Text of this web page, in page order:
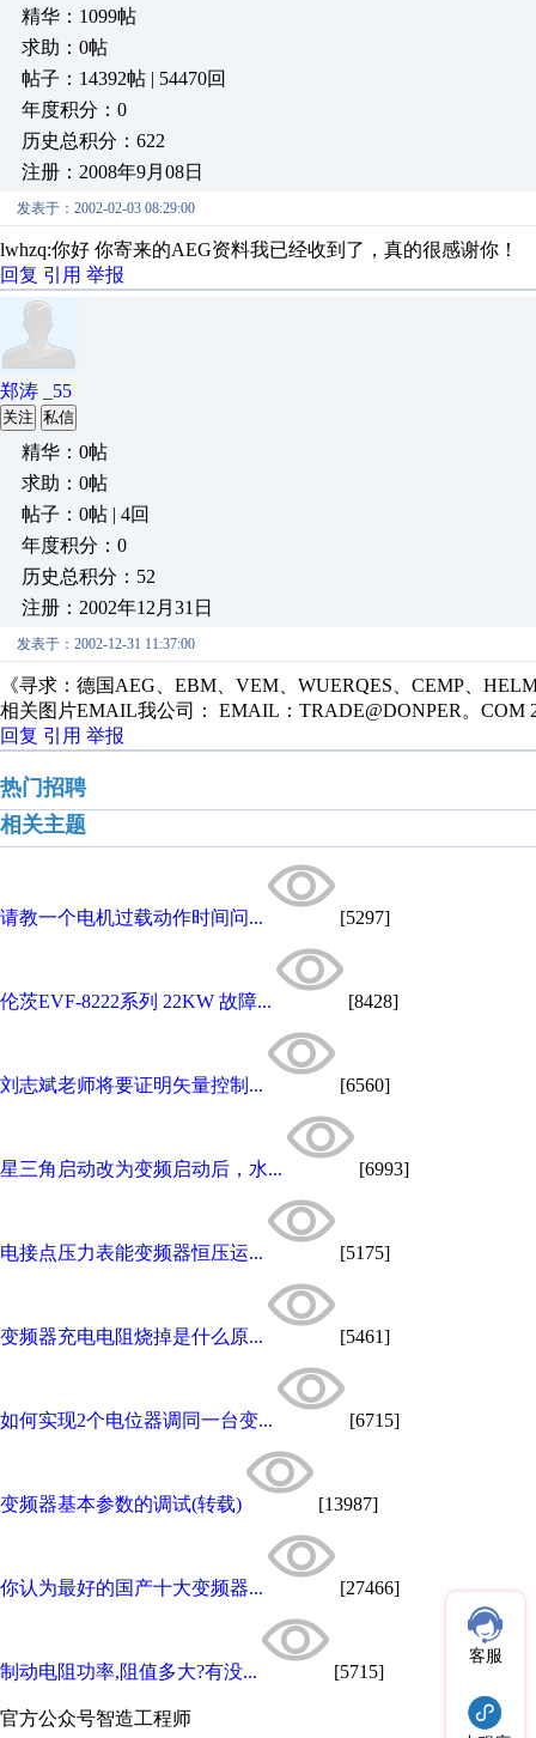
精华：1099帖
求助：0帖
帖子：14392帖 | 54470回
年度积分：0
历史总积分：622
注册：2008年9月08日
发表于：2002-02-03 08:29:00
lwhzq:你好 你寄来的AEG资料我已经收到了，真的很感谢你！
回复 引用 举报
郑涛 _55
关注 私信
精华：0帖
求助：0帖
帖子：0帖 | 4回
年度积分：0
历史总积分：52
注册：2002年12月31日
发表于：2002-12-31 11:37:00
《寻求：德国AEG、EBM、VEM、WUERQES、CEMP、
相关图片EMAIL我公司： EMAIL：TRADE@DONPER。COM
回复 引用 举报
热门招聘
相关主题
请教一个电机过载动作时间问... [5297]
伦茨EVF-8222系列 22KW 故障... [8428]
刘志斌老师将要证明矢量控制... [6560]
星三角启动改为变频启动后，水... [6993]
电接点压力表能变频器恒压运... [5175]
变频器充电电阻烧掉是什么原... [5461]
如何实现2个电位器调同一台变... [6715]
变频器基本参数的调试(转载) [13987]
你认为最好的国产十大变频器... [27466]
制动电阻功率,阻值多大?有没... [5715]
官方公众号智造工程师
客服